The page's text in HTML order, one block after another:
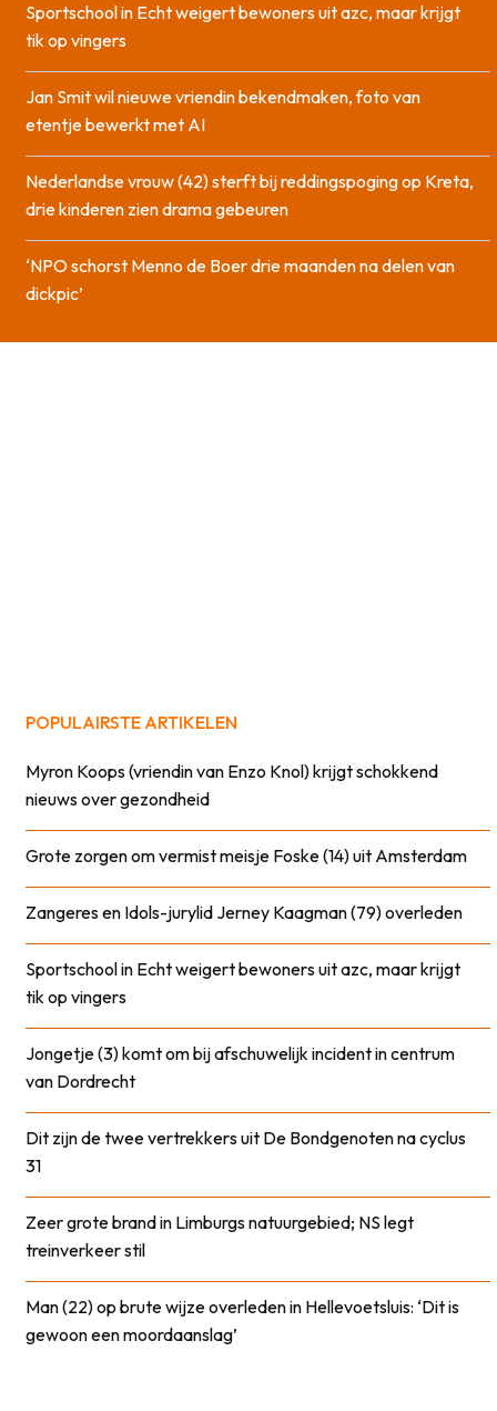
Sportschool in Echt weigert bewoners uit azc, maar krijgt
tik op vingers
Jan Smit wil nieuwe vriendin bekendmaken, foto van
etentje bewerkt met AI
Nederlandse vrouw (42) sterft bij reddingspoging op Kreta,
drie kinderen zien drama gebeuren
‘NPO schorst Menno de Boer drie maanden na delen van
dickpic’
POPULAIRSTE ARTIKELEN
Myron Koops (vriendin van Enzo Knol) krijgt schokkend
nieuws over gezondheid
Grote zorgen om vermist meisje Foske (14) uit Amsterdam
Zangeres en Idols-jurylid Jerney Kaagman (79) overleden
Sportschool in Echt weigert bewoners uit azc, maar krijgt
tik op vingers
Jongetje (3) komt om bij afschuwelijk incident in centrum
van Dordrecht
Dit zijn de twee vertrekkers uit De Bondgenoten na cyclus
31
Zeer grote brand in Limburgs natuurgebied; NS legt
treinverkeer stil
Man (22) op brute wijze overleden in Hellevoetsluis: ‘Dit is
gewoon een moordaanslag’